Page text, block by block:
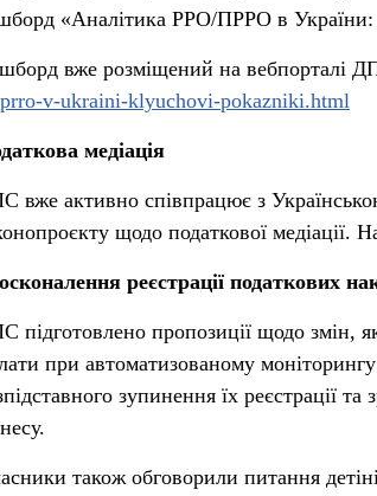
«Аналітика РРО/ПРРО в України:
вже розміщений на вебпорталі
v-ukraini-klyuchovi-pokazniki.html
медіація
вже активно співпрацює з
щодо податкової
реєстрації податкових
підготовлено пропозиції щодо змін,
при автоматизованому
зупинення їх реєстрації
також обговорили питання